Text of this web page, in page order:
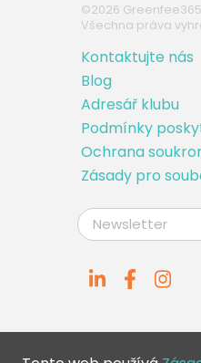
©2026
Všechna práva
Kontaktujte nás
Blog
Adresář klubu
Podmínky
Ochrana
Zásady pro